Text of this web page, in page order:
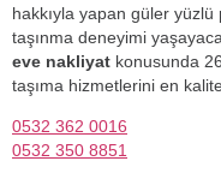
hakkıyla yapan güler
taşınma deneyimi
eve nakliyat konusunda
taşıma hizmetlerini en
0532 362 0016
0532 350 8851